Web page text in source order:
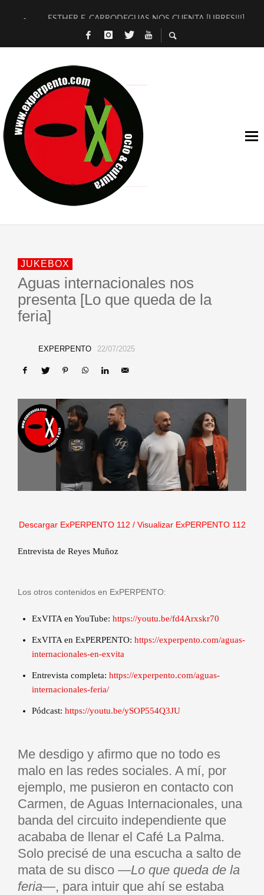
ESTHER F. CARRODEGUAS NOS CUENTA [LIBRES!!!]
[TERRA DE GUAPES] DE SANDRA MONFORT
TIMBRE 4, LA ESCUELA DEL DIRECTOR TEATRAL CLAUDIO
30 AÑOS (NO ES NADA) DE LA KATARSIS DEL TOMATAZO
MILITARES JUDÍAS EN #EXVITA
D’BALDOMEROS REINVENTAN [BITÁCORA 3.0] EN EXVITA
MARSHALL FLASH PRESENTA EN EXVITA [RELATIVA
JOFRE BARDAGÍ EN EXVITA INTERPRETANDO A SERRAT
JUKEBOX
Aguas internacionales nos
presenta [Lo que queda de la
feria]
EXPERPENTO 22/07/2025
Descargar ExPERPENTO 112 / Visualizar ExPERPENTO 112
Entrevista de Reyes Muñoz
Los otros contenidos en ExPERPENTO:
ExVITA en YouTube: https://youtu.be/fd4Arxskr70
ExVITA en ExPERPENTO: https://experpento.com/aguas-
internacionales-en-exvita
Entrevista completa: https://experpento.com/aguas-
internacionales-feria/
Pódcast: https://youtu.be/ySOP554Q3JU
Me desdigo y afirmo que no todo es
malo en las redes sociales. A mí, por
ejemplo, me pusieron en contacto con
Carmen, de Aguas Internacionales, una
banda del circuito independiente que
acababa de llenar el Café La Palma.
Solo precisé de una escucha a salto de
mata de su disco —Lo que queda de la
feria—, para intuir que ahí se estaba